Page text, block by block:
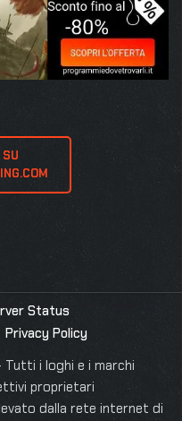
Status
Privacy Policy
i loghi e i marchi
proprietari
dalla rete internet di